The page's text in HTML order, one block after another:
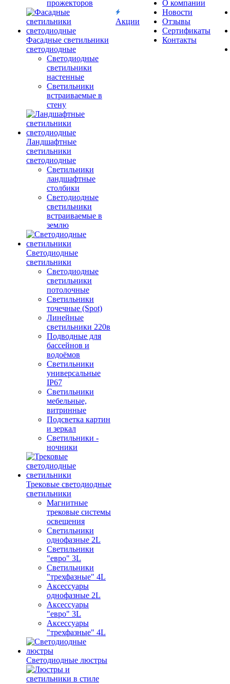
прожекторов
Фасадные светильники
светодиодные
Светодиодные
светильники
настенные
Светильники
встраиваемые в
стену
Ландшафтные
светильники
светодиодные
Светильники
ландшафтные
столбики
Светодиодные
светильники
встраиваемые в
землю
Светодиодные
светильники
Светодиодные
светильники
потолочные
Светильники
точечные (Spot)
Линейные
светильники 220в
Подводные для
бассейнов и
водоёмов
Светильники
универсальные
IP67
Светильники
мебельные,
витринные
Подсветка картин
и зеркал
Светильники -
ночники
Трековые светодиодные
светильники
Магнитные
трековые системы
освещения
Светильники
однофазные 2L
Светильники
"евро" 3L
Светильники
"трехфазные" 4L
Аксессуары
однофазные 2L
Аксессуары
"евро" 3L
Аксессуары
"трехфазные" 4L
Светодиодные люстры
Акции
О компании
Новости
Отзывы
Сертификаты
Контакты